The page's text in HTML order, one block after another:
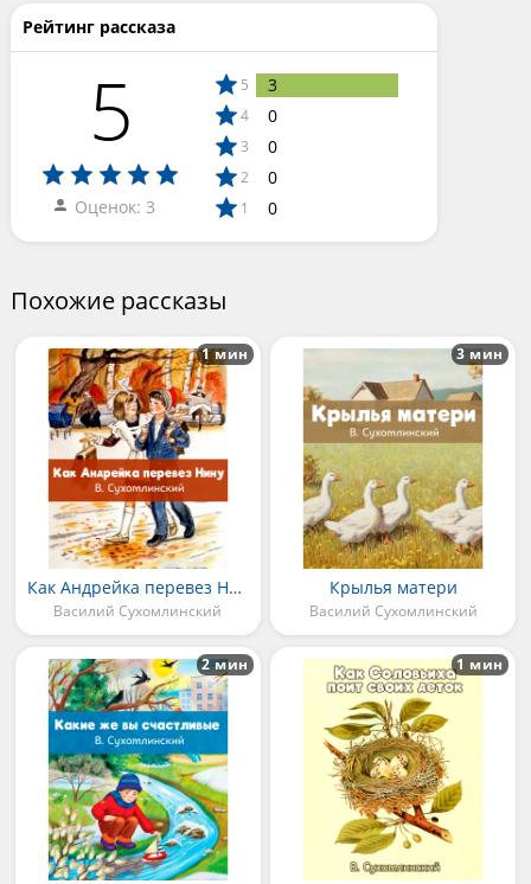
Рейтинг рассказа
5
Оценок: 3
5 3
4 0
3 0
2 0
1 0
Похожие рассказы
Как Андрейка перевез Нину
Василий Сухомлинский
1 мин
Крылья матери
Василий Сухомлинский
3 мин
2 мин 1 мин